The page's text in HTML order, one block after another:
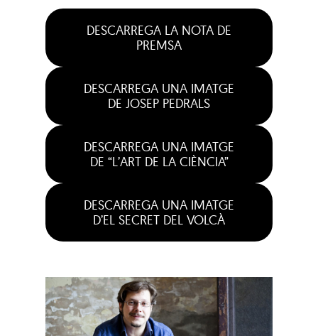
DESCARREGA LA NOTA DE
PREMSA
DESCARREGA UNA IMATGE
DE JOSEP PEDRALS
DESCARREGA UNA IMATGE
DE “L’ART DE LA CIÈNCIA”
DESCARREGA UNA IMATGE
D’EL SECRET DEL VOLCÀ